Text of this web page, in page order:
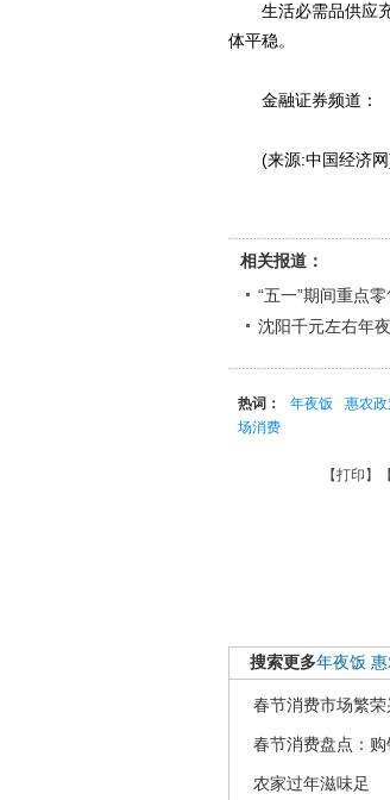
生活必需品供应充
体平稳。
金融证券频道：
(来源:中国经济网
相关报道：
“五一”期间重点
沈阳千元左右年
热词： 年夜饭 惠农
场消费
【打印 】【
搜索更多年夜饭
春节消费市场繁荣
春节消费盘点：
农家过年滋味足